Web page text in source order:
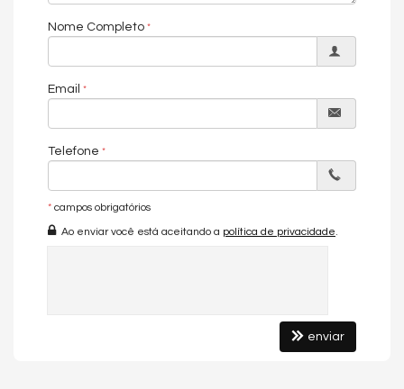
Nome Completo
Email
Telefone
* campos obrigatórios
Ao enviar você está aceitando a política de privacidade
enviar